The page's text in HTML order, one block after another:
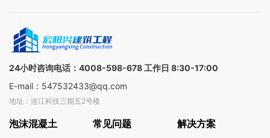
三线支持
24小时咨询电话：4008-598-678 工作日 8:30-17:00
E-mail：547532433@qq.com
地址：连江科技三期五2号楼
泡沫混凝土 常见问题 解决方案